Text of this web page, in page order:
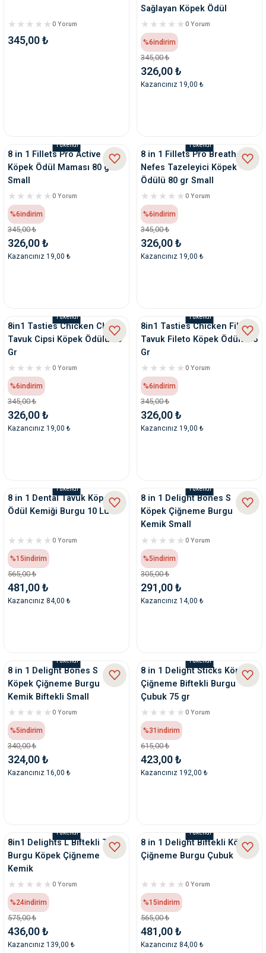
0 Yorum
345,00 ₺
Sağlayan Köpek Ödül
0 Yorum
%6indirim
345,00 ₺
326,00 ₺
Kazancınız 19,00 ₺
Tükendi
8 in 1 Fillets Pro Active
Köpek Ödül Maması 80 gr
Small
0 Yorum
%6indirim
345,00 ₺
326,00 ₺
Kazancınız 19,00 ₺
Tükendi
8 in 1 Fillets Pro Breath
Nefes Tazeleyici Köpek
Ödülü 80 gr Small
0 Yorum
%6indirim
345,00 ₺
326,00 ₺
Kazancınız 19,00 ₺
Tükendi
8in1 Tasties Chicken Chips
Tavuk Cipsi Köpek Ödülü 85
Gr
0 Yorum
%6indirim
345,00 ₺
326,00 ₺
Kazancınız 19,00 ₺
Tükendi
8in1 Tasties Chicken Fillets
Tavuk Fileto Köpek Ödülü 85
Gr
0 Yorum
%6indirim
345,00 ₺
326,00 ₺
Kazancınız 19,00 ₺
Tükendi
8 in 1 Dental Tavuk Köpek
Ödül Kemiği Burgu 10 Lu
0 Yorum
%15indirim
565,00 ₺
481,00 ₺
Kazancınız 84,00 ₺
Tükendi
8 in 1 Delight Bones S
Köpek Çiğneme Burgu
Kemik Small
0 Yorum
%5indirim
305,00 ₺
291,00 ₺
Kazancınız 14,00 ₺
Tükendi
8 in 1 Delight Bones S
Köpek Çiğneme Burgu
Kemik Biftekli Small
0 Yorum
%5indirim
340,00 ₺
324,00 ₺
Kazancınız 16,00 ₺
Tükendi
8 in 1 Delight Sticks Köpek
Çiğneme Biftekli Burgu
Çubuk 75 gr
0 Yorum
%31 indirim
615,00 ₺
423,00 ₺
Kazancınız 192,00 ₺
Tükendi
8in1 Delights L Biftekli Tekli
Burgu Köpek Çiğneme
Kemik
0 Yorum
%24indirim
575,00 ₺
436,00 ₺
Kazancınız 139,00 ₺
Tükendi
8 in 1 Delight Biftekli Köpek
Çiğneme Burgu Çubuk
0 Yorum
%15indirim
565,00 ₺
481,00 ₺
Kazancınız 84,00 ₺